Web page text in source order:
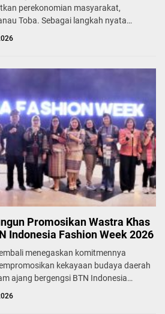
perekonomian masyarakat,
Toba. Sebagai langkah nyata
Promosikan Wastra Khas
Indonesia Fashion Week 2026
menegaskan komitmennya
kekayaan budaya daerah
ajang bergengsi BTN Indonesia